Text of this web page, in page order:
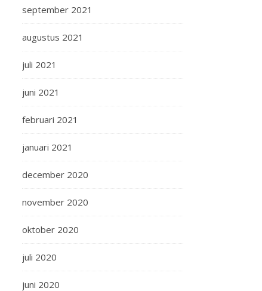
september 2021
augustus 2021
juli 2021
juni 2021
februari 2021
januari 2021
december 2020
november 2020
oktober 2020
juli 2020
juni 2020